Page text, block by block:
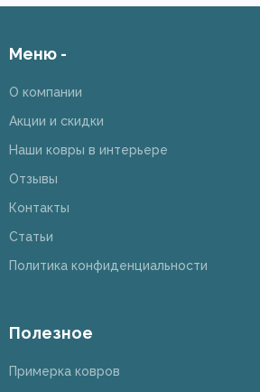
Меню -
О компании
Акции и скидки
Наши ковры в интерьере
Отзывы
Контакты
Статьи
Политика конфиденциальности
Полезное
Примерка ковров